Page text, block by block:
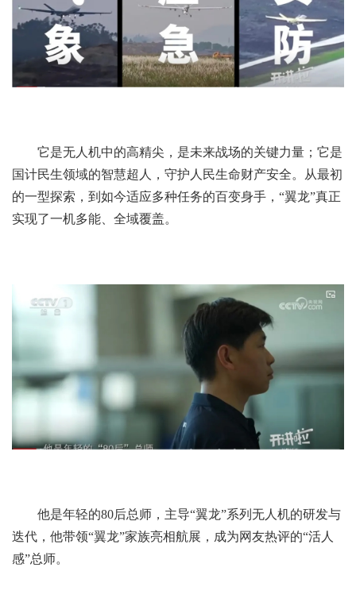
它是无人机中的高精尖，是未来战场的关键力量；它是
国计民生领域的智慧超人，守护人民生命财产安全。从最初
的一型探索，到如今适应多种任务的百变身手，“翼龙”真正
实现了一机多能、全域覆盖。
他是年轻的80后总师，主导“翼龙”系列无人机的研发与
迭代，他带领“翼龙”家族亮相航展，成为网友热评的“活人
感”总师。